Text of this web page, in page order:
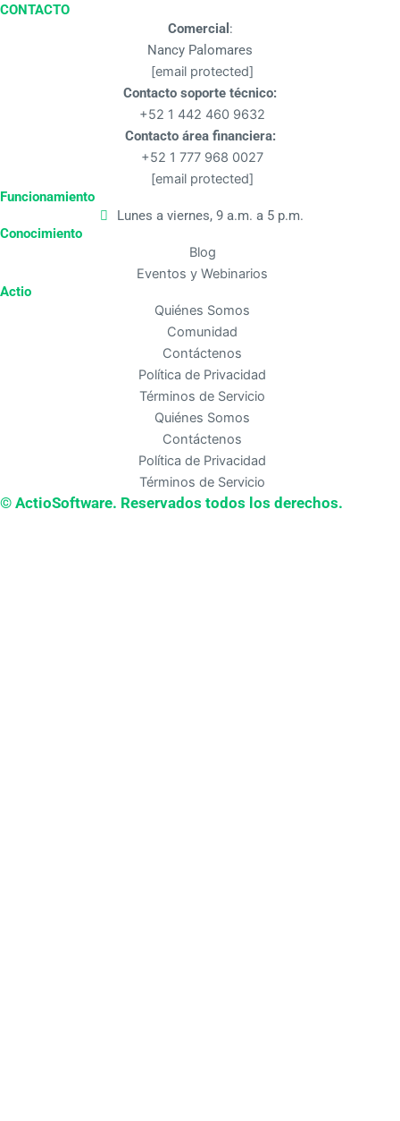
CONTACTO
Comercial :
Nancy Palomares
[email protected]
Contacto soporte técnico:
+52 1 442 460 9632
Contacto área financiera:
+52 1 777 968 0027
[email protected]
Funcionamiento
Lunes a viernes, 9 a.m. a 5 p.m.
Conocimiento
Blog
Eventos y Webinarios
Actio
Quiénes Somos
Comunidad
Contáctenos
Política de Privacidad
Términos de Servicio
Quiénes Somos
Contáctenos
Política de Privacidad
Términos de Servicio
© ActioSoftware. Reservados todos los derechos.